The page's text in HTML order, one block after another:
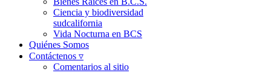
Ciencia y biodiversidad
sudcalifornia
Vida Nocturna en BCS
Quiénes Somos
Contáctenos ▿
Comentarios al sitio